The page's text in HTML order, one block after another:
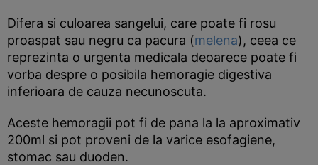
Difera si culoarea sangelui, care poate fi rosu
proaspat sau negru ca pacura (melena), ceea ce
reprezinta o urgenta medicala deoarece poate fi
vorba despre o posibila hemoragie digestiva
inferioara de cauza necunoscuta.
Aceste hemoragii pot fi de pana la la aproximativ
200ml si pot proveni de la varice esofagiene,
stomac sau duoden.